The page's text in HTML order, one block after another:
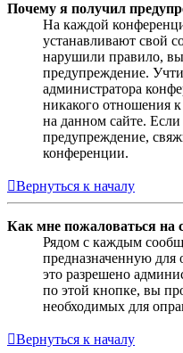
Почему я получил
На каждой
устанавливают свой
нарушили правило,
предупреждение.
администратора
никакого отношения
на данном сайте.
предупреждение,
конференции.
Вернуться к началу
Как мне пожаловаться на
Рядом с каждым
предназначенную для
это разрешено
по этой кнопке, вы
необходимых для
Вернуться к началу